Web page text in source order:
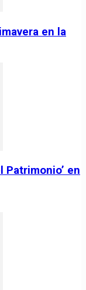
en la
Patrimonio’ en